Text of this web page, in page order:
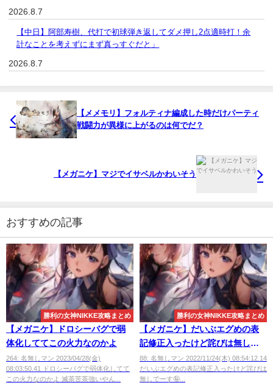
2026.8.7
【中日】阿部寿樹、代打で初球弾き返してダメ押し2点適時打！余
計なことを考えずにまず真っすぐだと」
2026.8.7
【メメモリ】フォルティナ編成した時だけパーティ
戦闘力が異様に上がるのは何でだ？
【メガニケ】マジでイサベルかわいそう
おすすめの記事
勝利の女神NIKKE攻略まとめ
【メガニケ】ドロシーバグで弱
体化しててこの火力なのかよ
264: 名無しマン 2023/04/28(金)
08:03:50.41 ドロシーバグで弱体化してて
この火力なのかよ 滅茶苦茶強いやん...
勝利の女神NIKKE攻略まとめ
【メガニケ】だいぶエグめの表
記修正入ったけど詫びは無しで
ーす
88: 名無しマン 2022/11/24(木) 08:54:12.14
だいぶエグめの表記修正入ったけど詫びは
無しでーす🤪...